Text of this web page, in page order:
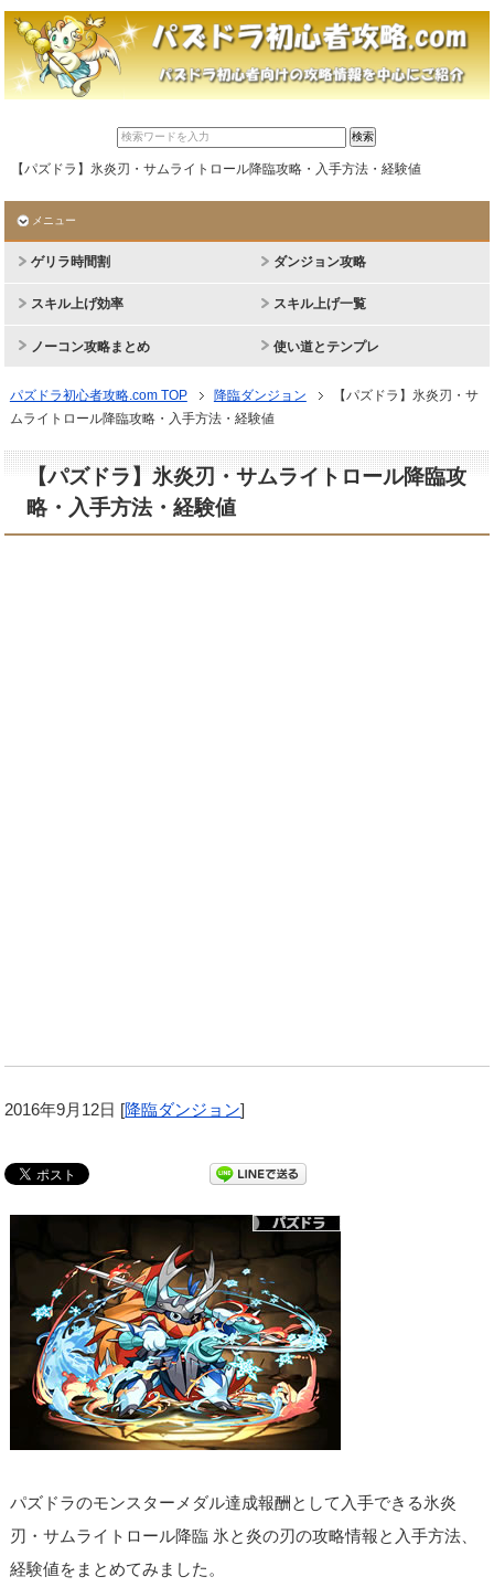
【パズドラ】氷炎刃・サムライトロール降臨攻略・入手方法・経験値
メニュー
ゲリラ時間割 ダンジョン攻略
スキル上げ効率 スキル上げ一覧
ノーコン攻略まとめ 使い道とテンプレ
パズドラ初心者攻略.com TOP 降臨ダンジョン
【パズドラ】氷炎刃・サ
ムライトロール降臨攻略・入手方法・経験値
【パズドラ】氷炎刃・サムライトロール降臨攻
略・入手方法・経験値
2016年9月12日 [降臨ダンジョン]
パズドラのモンスターメダル達成報酬として入手できる氷炎
刃・サムライトロール降臨 氷と炎の刃の攻略情報と入手方法、
経験値をまとめてみました。